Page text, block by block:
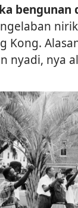
bengunan
Kong.
nyadi, nya